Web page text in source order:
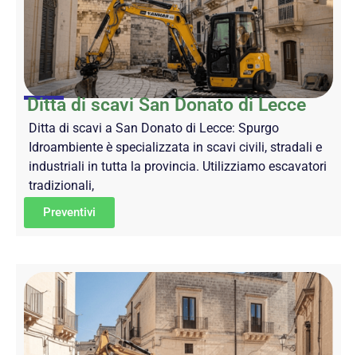
Ditta di scavi San Donato di Lecce
Ditta di scavi a San Donato di Lecce: Spurgo
Idroambiente è specializzata in scavi civili, stradali e
industriali in tutta la provincia. Utilizziamo escavatori
tradizionali,
Preventivi